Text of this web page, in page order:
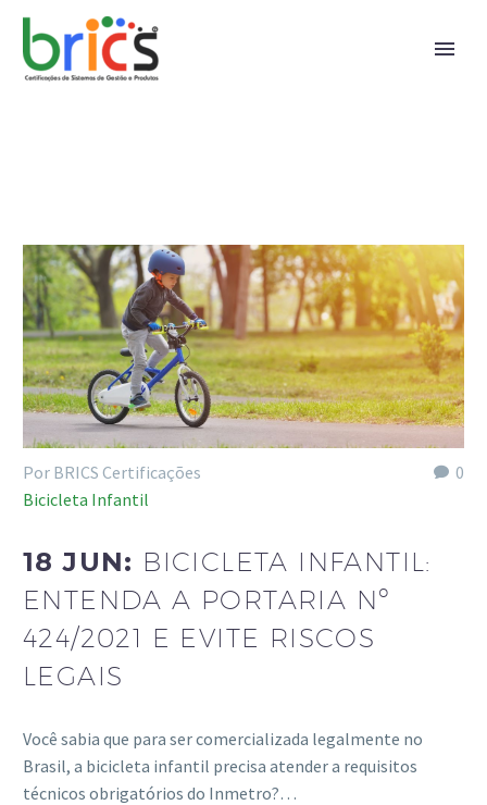
0
Por BRICS Certificações
Bicicleta Infantil
18 JUN: BICICLETA INFANTIL:
ENTENDA A PORTARIA Nº
424/2021 E EVITE RISCOS
LEGAIS
Você sabia que para ser comercializada legalmente no
Brasil, a bicicleta infantil precisa atender a requisitos
técnicos obrigatórios do Inmetro?…